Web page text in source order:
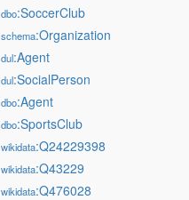
dbo:SoccerClub
schema:Organization
dul:Agent
dul:SocialPerson
dbo:Agent
dbo:SportsClub
wikidata:Q24229398
wikidata:Q43229
wikidata:Q476028